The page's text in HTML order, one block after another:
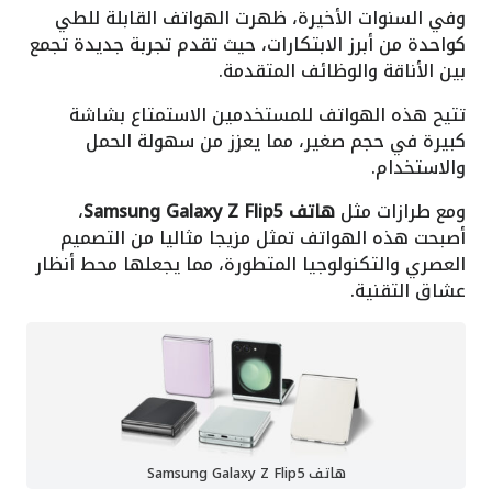
وفي السنوات الأخيرة، ظهرت الهواتف القابلة للطي
كواحدة من أبرز الابتكارات، حيث تقدم تجربة جديدة تجمع
بين الأناقة والوظائف المتقدمة.
تتيح هذه الهواتف للمستخدمين الاستمتاع بشاشة
كبيرة في حجم صغير، مما يعزز من سهولة الحمل
والاستخدام.
ومع طرازات مثلهاتف Samsung Galaxy Z Flip5 ،
أصبحت هذه الهواتف تمثل مزيجا مثاليا من التصميم
العصري والتكنولوجيا المتطورة، مما يجعلها محط أنظار
عشاق التقنية.
هاتف Samsung Galaxy Z Flip5